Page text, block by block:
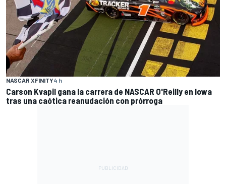
NASCAR XFINITY4 h
Carson Kvapil gana la carrera de NASCAR O'Reilly en Iowa
tras una caótica reanudación con prórroga